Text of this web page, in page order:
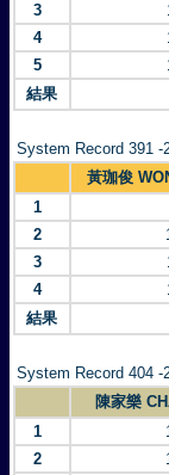
3
4
5
結果
System Record 391 -
黃珈俊
1
2
3
4
結果
System Record 404 -
陳家樂
1
2